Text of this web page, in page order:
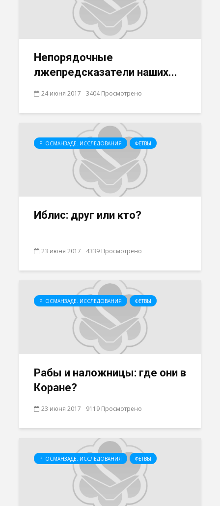
Непорядочные
лжепредсказатели наших...
24 июня 2017 3404 Просмотрено
Р. ОСМАНЗАДЕ. ИССЛЕДОВАНИЯ ФЕТВЫ
Иблис: друг или кто?
23 июня 2017 4339 Просмотрено
Р. ОСМАНЗАДЕ. ИССЛЕДОВАНИЯ ФЕТВЫ
Рабы и наложницы: где они в
Коране?
23 июня 2017 9119 Просмотрено
Р. ОСМАНЗАДЕ. ИССЛЕДОВАНИЯ ФЕТВЫ